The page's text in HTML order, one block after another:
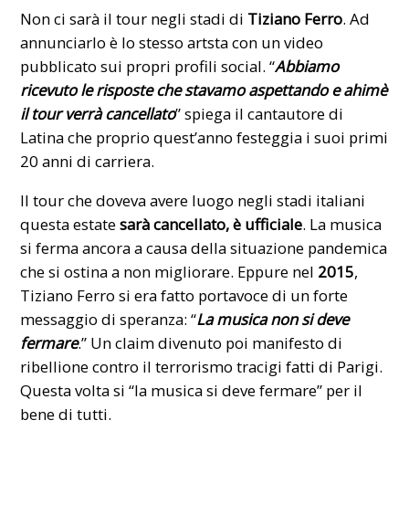
Non ci sarà il tour negli stadi di Tiziano Ferro. Ad
annunciarlo è lo stesso artsta con un video
pubblicato sui propri profili social. “Abbiamo
ricevuto le risposte che stavamo aspettando e ahimè
il tour verrà cancellato” spiega il cantautore di
Latina che proprio quest’anno festeggia i suoi primi
20 anni di carriera.
Il tour che doveva avere luogo negli stadi italiani
questa estatesarà cancellato, è ufficiale. La musica
si ferma ancora a causa della situazione pandemica
che si ostina a non migliorare. Eppure nel 2015,
Tiziano Ferro si era fatto portavoce di un forte
messaggio di speranza: “La musica non si deve
fermare.” Un claim divenuto poi manifesto di
ribellione contro il terrorismo tracigifatti di Parigi.
Questa volta si “la musica si deve fermare” per il
bene di tutti.